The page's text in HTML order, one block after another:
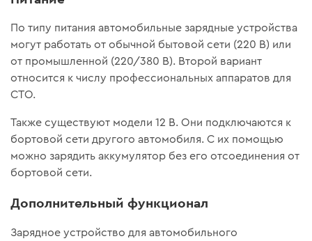
По типу питания автомобильные зарядные устройства
могут работать от обычной бытовой сети (220 В) или
от промышленной (220/380 В). Второй вариант
относится к числу профессиональных аппаратов для
СТО.
Также существуют модели 12 В. Они подключаются к
бортовой сети другого автомобиля. С их помощью
можно зарядить аккумулятор без его отсоединения от
бортовой сети.
Дополнительный функционал
Зарядное устройство для автомобильного